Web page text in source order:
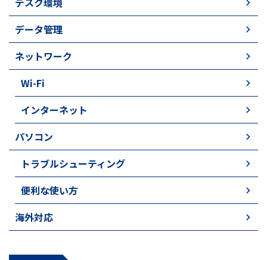
データ管理
ネットワーク
Wi-Fi
インターネット
パソコン
トラブルシューティング
便利な使い方
海外対応